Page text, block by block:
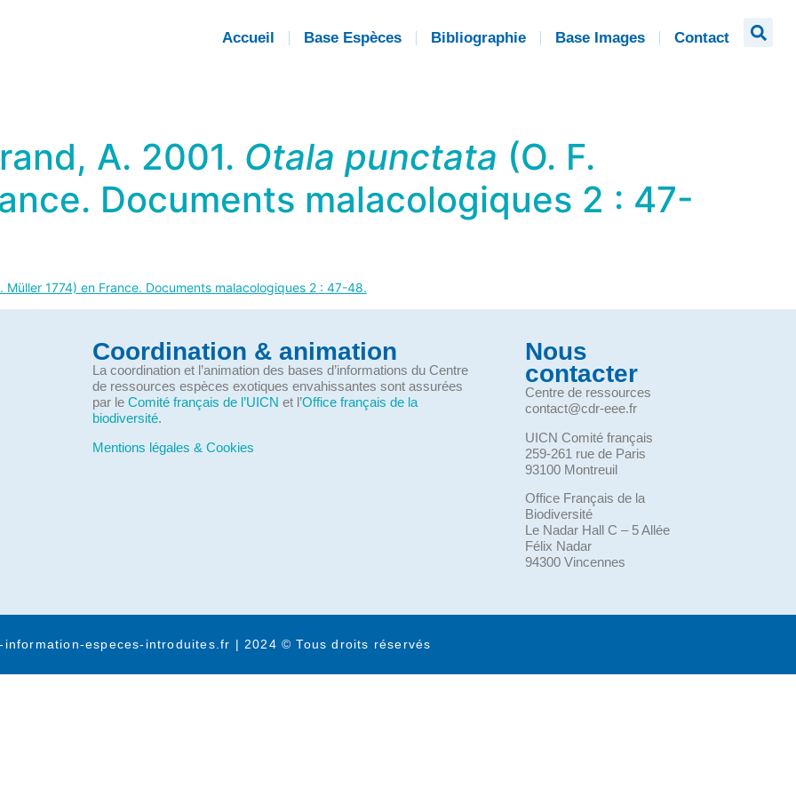
Accueil Base Espèces Bibliographie Base Images Contact
A. 2001. Otala punctata (O. F.
Documents malacologiques 2 : 47-
Müller 1774) en France. Documents malacologiques 2 : 47-48.
Coordination & animation
La coordination et l’animation des bases d’informations du Centre
de ressources espèces exotiques envahissantes sont assurées
par le Comité français de l’UICN et l’Office français de la
biodiversité.
Mentions légales & Cookies
Nous
contacter
Centre de ressources
contact@cdr-eee.fr
UICN Comité français
259-261 rue de Paris
93100 Montreuil
Office Français de la
Biodiversité
Le Nadar Hall C – 5 Allée
Félix Nadar
94300 Vincennes
information-especes-introduites.fr | 2024 © Tous droits réservés